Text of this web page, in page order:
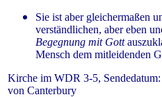
Sie ist aber gleichermaßen
verständlichen, aber eben
Begegnung mit Gott
Mensch dem mitleidenden
Kirche im WDR 3-5,
von Canterbury